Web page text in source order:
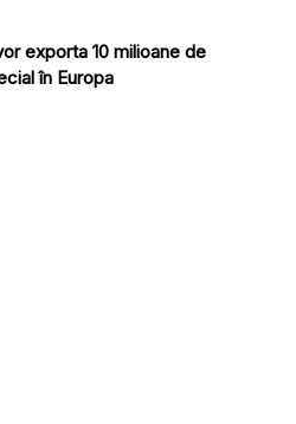
exporta 10 milioane de
în Europa